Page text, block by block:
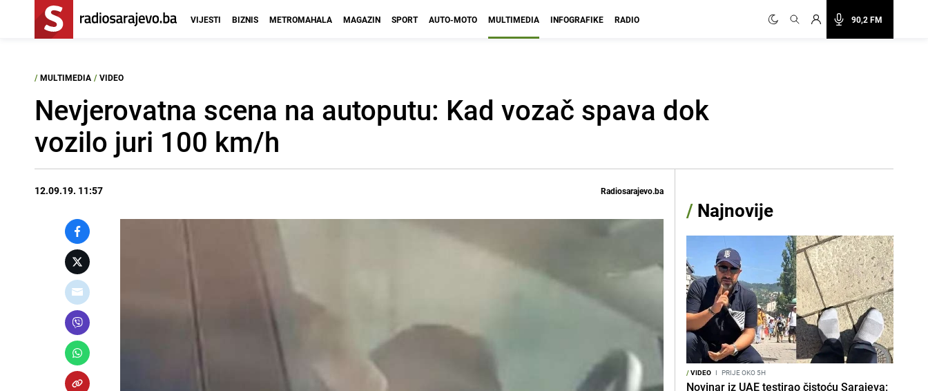
90,2 FM
VIJESTI BIZNIS METROMAHALA MAGAZIN SPORT AUTO-MOTO MULTIMEDIA INFOGRAFIKE RADIO
/ MULTIMEDIA / VIDEO
Nevjerovatna scena na autoputu: Kad vozač spava dok
vozilo juri 100 km/h
12.09.19. 11:57 Radiosarajevo.ba
/ Najnovije
/VIDEO I PRIJE OKO 5H
Novinar iz UAE testirao čistoću Sarajeva: